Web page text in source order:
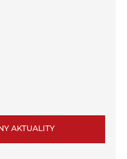
AKTUALITY